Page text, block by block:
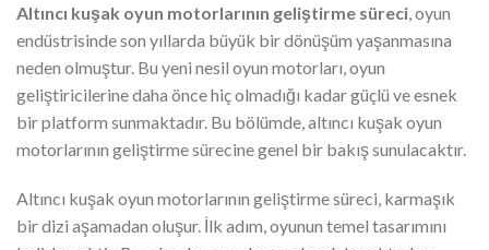
Altıncı kuşak oyun motorlarının geliştirme süreci , oyun
endüstrisinde son yıllarda büyük bir dönüşüm yaşanmasına
neden olmuştur. Bu yeni nesil oyun motorları, oyun
geliştiricilerine daha önce hiç olmadığı kadar güçlü ve esnek
bir platform sunmaktadır. Bu bölümde, altıncı kuşak oyun
motorlarının geliştirme sürecine genel bir bakış sunulacaktır.
Altıncı kuşak oyun motorlarının geliştirme süreci, karmaşık
bir dizi aşamadan oluşur. İlk adım, oyunun temel tasarımını